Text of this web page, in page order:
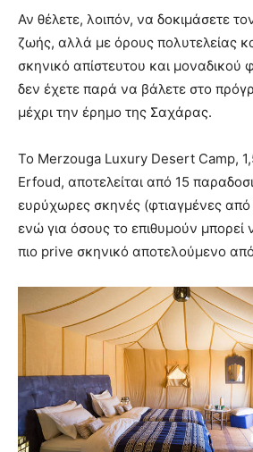
Αν θέλετε, λοιπόν, να δοκιμάσετε
ζωής, αλλά με όρους πολυτελείας
σκηνικό απίστευτου και μοναδικού
δεν έχετε παρά να βάλετε στο
μέχρι την έρημο της Σαχάρας.
Το Merzouga Luxury Desert Camp,
Erfoud, αποτελείται από 15
ευρύχωρες σκηνές (φτιαγμένες
ενώ για όσους το επιθυμούν μπορεί
πιο prive σκηνικό αποτελούμενο